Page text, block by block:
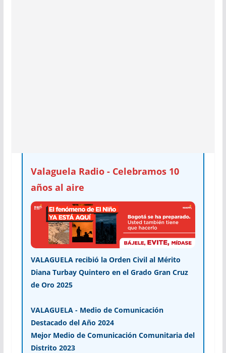
Valaguela Radio - Celebramos 10
años al aire
VALAGUELA recibió la Orden Civil al Mérito
Diana Turbay Quintero en el Grado Gran Cruz
de Oro 2025
VALAGUELA - Medio de Comunicación
Destacado del Año 2024
Mejor Medio de Comunicación Comunitaria del
Distrito 2023